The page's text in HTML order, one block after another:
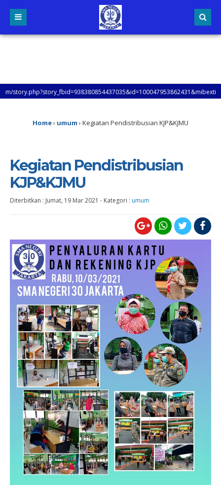
Home› umum › Kegiatan Pendistribusian KJP&KJMU
Kegiatan Pendistribusian
KJP&KJMU
Diterbitkan : Jumat, 19 Mar 2021 - Kategori : umum